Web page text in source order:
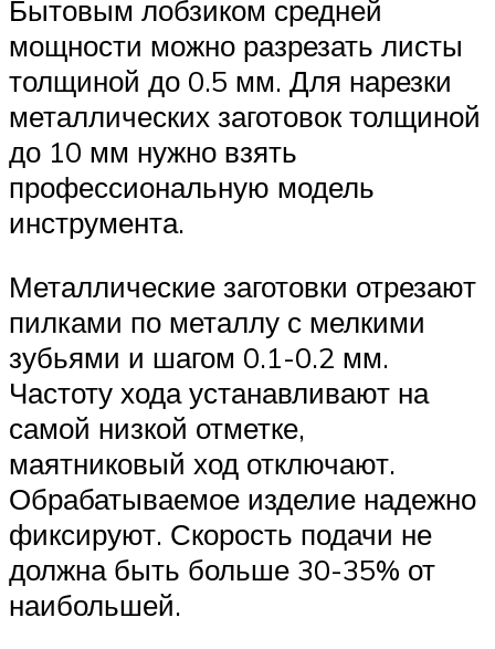
Бытовым лобзиком средней
мощности можно разрезать листы
толщиной до 0.5 мм. Для нарезки
металлических заготовок толщиной
до 10 мм нужно взять
профессиональную модель
инструмента.
Металлические заготовки отрезают
пилками по металлу с мелкими
зубьями и шагом 0.1-0.2 мм.
Частоту хода устанавливают на
самой низкой отметке,
маятниковый ход отключают.
Обрабатываемое изделие надежно
фиксируют. Скорость подачи не
должна быть больше 30-35% от
наибольшей.